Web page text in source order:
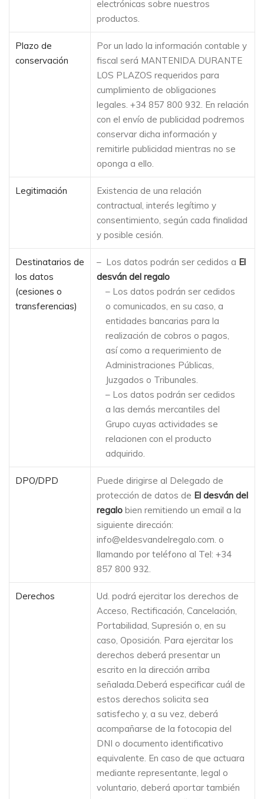
electrónicas sobre nuestros
productos.
Plazo de
conservación
Por un lado la información contable y
fiscal será MANTENIDA DURANTE
LOS PLAZOS requeridos para
cumplimiento de obligaciones
legales. +34 857 800 932. En relación
con el envío de publicidad podremos
conservar dicha información y
remitirle publicidad mientras no se
oponga a ello.
Legitimación
Existencia de una relación
contractual, interés legítimo y
consentimiento, según cada finalidad
y posible cesión.
Destinatarios de
los datos
(cesiones o
transferencias)
– Los datos podrán ser cedidos a El
desván del regalo
– Los datos podrán ser cedidos
o comunicados, en su caso, a
entidades bancarias para la
realización de cobros o pagos,
así como a requerimiento de
Administraciones Públicas,
Juzgados o Tribunales.
– Los datos podrán ser cedidos
a las demás mercantiles del
Grupo cuyas actividades se
relacionen con el producto
adquirido.
DPO/DPD
Puede dirigirse al Delegado de
protección de datos de El desván del
regalo bien remitiendo un email a la
siguiente dirección:
info@eldesvandelregalo.com. o
llamando por teléfono al Tel: +34
857 800 932.
Derechos
Ud. podrá ejercitar los derechos de
Acceso, Rectificación, Cancelación,
Portabilidad, Supresión o, en su
caso, Oposición. Para ejercitar los
derechos deberá presentar un
escrito en la dirección arriba
señalada.Deberá especificar cuál de
estos derechos solicita sea
satisfecho y, a su vez, deberá
acompañarse de la fotocopia del
DNI o documento identificativo
equivalente. En caso de que actuara
mediante representante, legal o
voluntario, deberá aportar también